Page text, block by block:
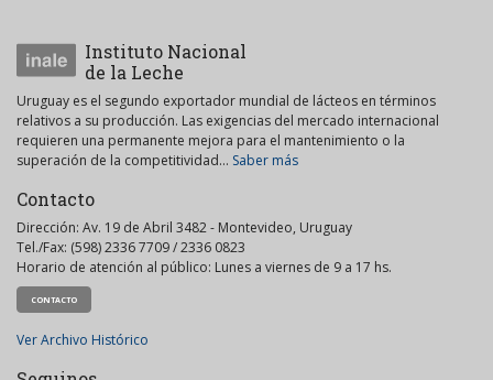
Instituto Nacional
de la Leche
Uruguay es el segundo exportador mundial de lácteos en términos
relativos a su producción. Las exigencias del mercado internacional
requieren una permanente mejora para el mantenimiento o la
superación de la competitividad... Saber más
Contacto
Dirección: Av. 19 de Abril 3482 - Montevideo, Uruguay
Tel./Fax: (598) 2336 7709 / 2336 0823
Horario de atención al público: Lunes a viernes de 9 a 17 hs.
CONTACTO
Ver Archivo Histórico